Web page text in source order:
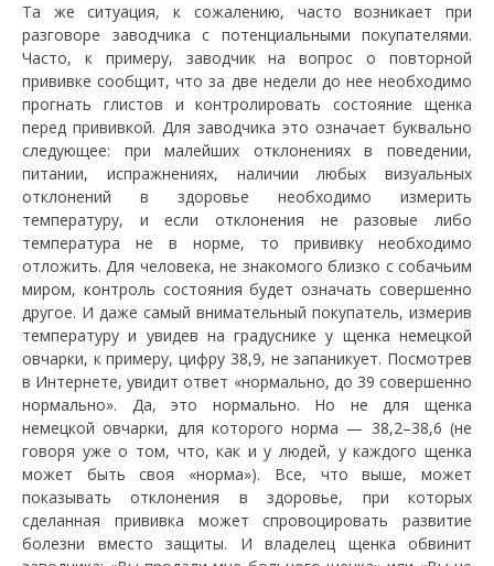
Та же ситуация, к сожалению, часто возникает при
разговоре заводчика с потенциальными покупателями.
Часто, к примеру, заводчик на вопрос о повторной
прививке сообщит, что за две недели до нее необходимо
прогнать глистов и контролировать состояние щенка
перед прививкой. Для заводчика это означает буквально
следующее: при малейших отклонениях в поведении,
питании, испражнениях, наличии любых визуальных
отклонений в здоровье необходимо измерить
температуру, и если отклонения не разовые либо
температура не в норме, то прививку необходимо
отложить. Для человека, не знакомого близко с собачьим
миром, контроль состояния будет означать совершенно
другое. И даже самый внимательный покупатель, измерив
температуру и увидев на градуснике у щенка немецкой
овчарки, к примеру, цифру 38,9, не запаникует. Посмотрев
в Интернете, увидит ответ «нормально, до 39 совершенно
нормально». Да, это нормально. Но не для щенка
немецкой овчарки, для которого норма — 38,2–38,6 (не
говоря уже о том, что, как и у людей, у каждого щенка
может быть своя «норма»). Все, что выше, может
показывать отклонения в здоровье, при которых
сделанная прививка может спровоцировать развитие
болезни вместо защиты. И владелец щенка обвинит